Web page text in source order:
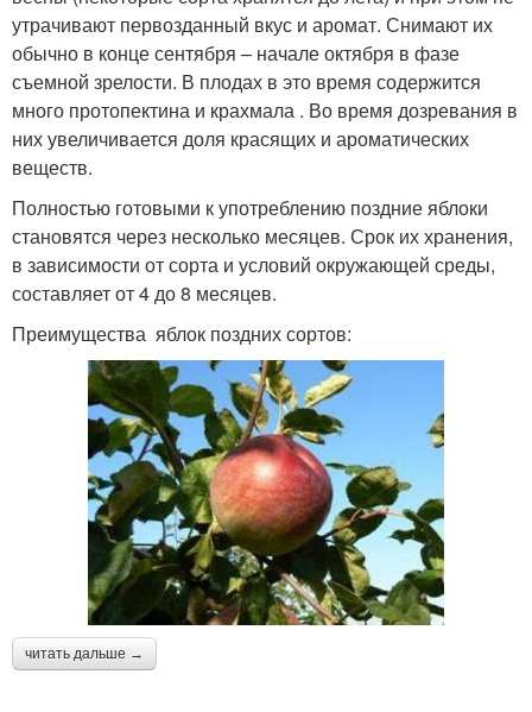
утрачивают первозданный вкус и аромат. Снимают их
обычно в конце сентября – начале октября в фазе
съемной зрелости. В плодах в это время содержится
много протопектина и крахмала . Во время дозревания в
них увеличивается доля красящих и ароматических
веществ.
Полностью готовыми к употреблению поздние яблоки
становятся через несколько месяцев. Срок их хранения,
в зависимости от сорта и условий окружающей среды,
составляет от 4 до 8 месяцев.
Преимущества яблок поздних сортов:
читать дальше →